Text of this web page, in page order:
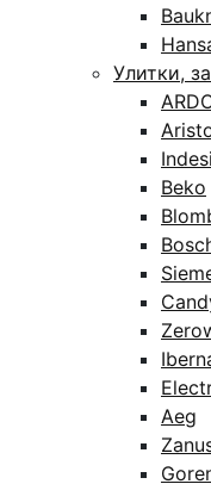
Улитки,
Beko
Aeg